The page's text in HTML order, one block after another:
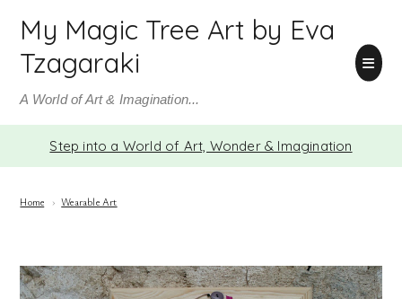
My Magic Tree Art by Eva
Tzagaraki
A World of Art & Imagination...
Step into a World of Art, Wonder & Imagination
Home ›Wearable Art